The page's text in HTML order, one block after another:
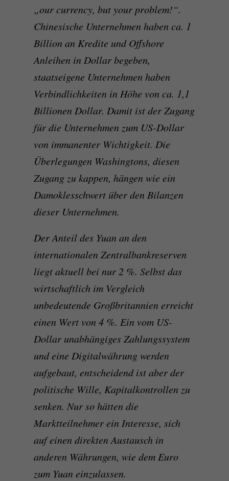
„our currency, but your problem!“.
Chinesische Unternehmen haben ca. 1
Billion an Kredite und Offshore
Anleihen in Dollar begeben,
staatseigene Unternehmen haben
Verbindlichkeiten in Höhe von ca. 1,1
Billionen Dollar. Damit ist der Zugang
für die Unternehmen zum US-Dollar
von immanenter Wichtigkeit. Die
Überlegungen Washingtons, diesen
Zugang zu kappen, hängen wie ein
Damoklesschwert über den Bilanzen
dieser Unternehmen.
Der Anteil des Yuan an den
internationalen Zentralbankreserven
liegt aktuell bei nur 2 %. Selbst das
wirtschaftlich im Vergleich
unbedeutende Großbritannien erreicht
einen Wert von 4 %. Ein vom US-
Dollar unabhängiges Zahlungssystem
und eine Digitalwährung werden
aufgebaut, entscheidend ist aber der
politische Wille, Kapitalkontrollen zu
senken. Nur so hätten die
Marktteilnehmer ein Interesse, sich
auf einen direkten Austausch in
anderen Währungen, wie dem Euro
zum Yuan einzulassen.